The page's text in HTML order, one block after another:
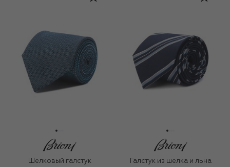
Шелковый галстук
Галстук из шелка и льна